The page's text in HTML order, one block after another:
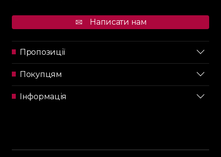
Написати нам
Пропозиції
Покупцям
Інформація